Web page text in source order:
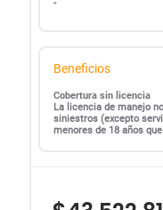
-
Beneficios
Cobertura sin licencia
La licencia de manejo
siniestros (excepto
menores de 18 años